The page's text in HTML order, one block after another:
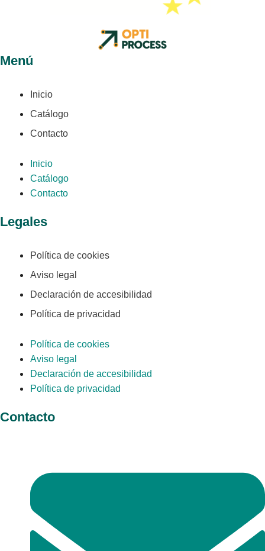
Menú
Inicio
Catálogo
Contacto
Inicio
Catálogo
Contacto
Legales
Política de cookies
Aviso legal
Declaración de accesibilidad
Política de privacidad
Política de cookies
Aviso legal
Declaración de accesibilidad
Política de privacidad
Contacto